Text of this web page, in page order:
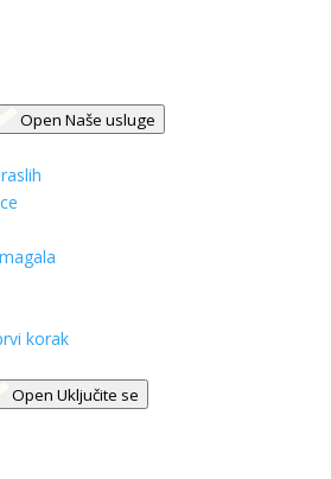
Open Naše usluge
korak
Open Uključite se